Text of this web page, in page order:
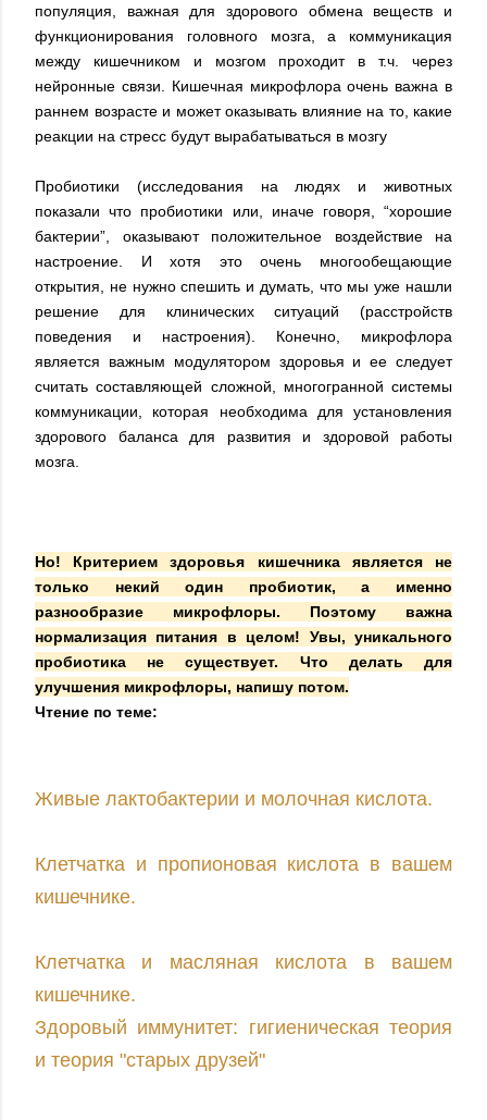
популяция, важная для здорового обмена веществ и
функционирования головного мозга, а коммуникация
между кишечником и мозгом проходит в т.ч. через
нейронные связи. Кишечная микрофлора очень важна в
раннем возрасте и может оказывать влияние на то, какие
реакции на стресс будут вырабатываться в мозгу
Пробиотики (исследования на людях и животных
показали что пробиотики или, иначе говоря, “хорошие
бактерии”, оказывают положительное воздействие на
настроение. И хотя это очень многообещающие
открытия, не нужно спешить и думать, что мы уже нашли
решение для клинических ситуаций (расстройств
поведения и настроения). Конечно, микрофлора
является важным модулятором здоровья и ее следует
считать составляющей сложной, многогранной системы
коммуникации, которая необходима для установления
здорового баланса для развития и здоровой работы
мозга.
Но! Критерием здоровья кишечника является не
только некий один пробиотик, а именно
разнообразие микрофлоры. Поэтому важна
нормализация питания в целом! Увы, уникального
пробиотика не существует. Что делать для
улучшения микрофлоры, напишу потом.
Чтение по теме:
Живые лактобактерии и молочная кислота.
Клетчатка и пропионовая кислота в вашем
кишечнике.
Клетчатка и масляная кислота в вашем
кишечнике.
Здоровый иммунитет: гигиеническая теория
и теория "старых друзей"